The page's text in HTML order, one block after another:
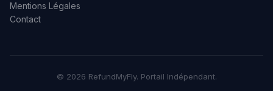
Mentions Légales
Contact
© 2026 RefundMyFly. Portail Indépendant.